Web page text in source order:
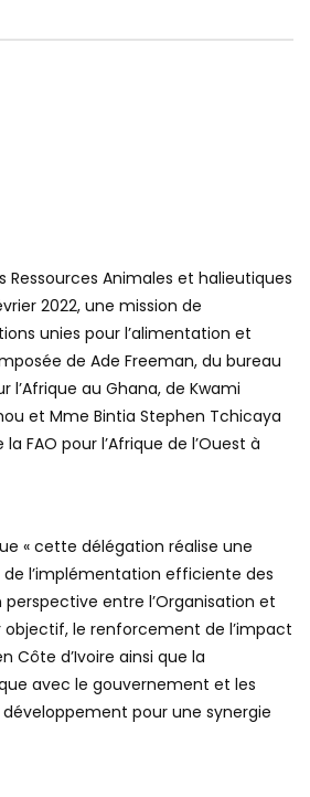
Ressources Animales et halieutiques
2022, une mission de
unies pour l’alimentation et
de Ade Freeman, du bureau
l’Afrique au Ghana, de Kwami
et Mme Bintia Stephen Tchicaya
FAO pour l’Afrique de l’Ouest à
« cette délégation réalise une
l’implémentation efficiente des
entre l’Organisation et
objectif, le renforcement de l’impact
Côte d’Ivoire ainsi que la
avec le gouvernement et les
pour une synergie